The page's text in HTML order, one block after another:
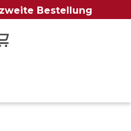
Bestellung